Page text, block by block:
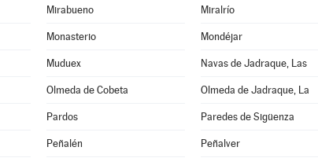
Mirabueno Miralrío
Monasterio Mondéjar
Muduex Navas de Jadraque, Las
Olmeda de Cobeta Olmeda de Jadraque, La
Pardos Paredes de Sigüenza
Peñalén Peñalver